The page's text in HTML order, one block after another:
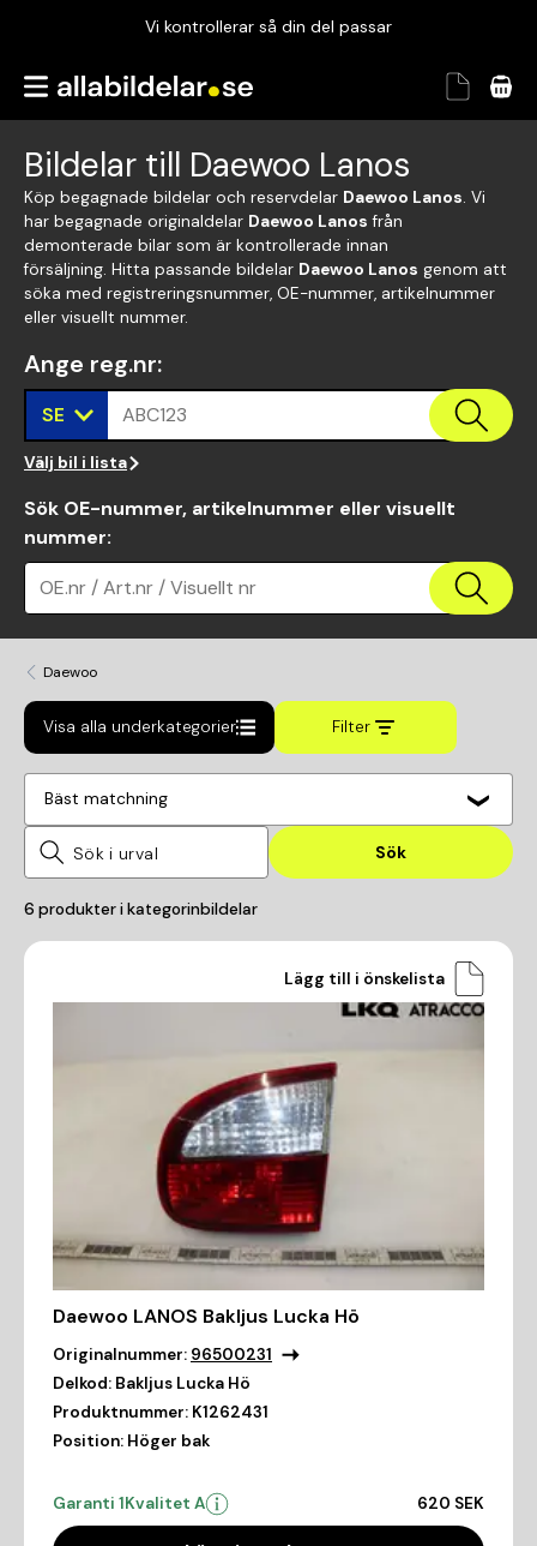
Vi kontrollerar så din del passar
Garanterad passform
Bildelar till Daewoo Lanos
Köp begagnade bildelar och reservdelar Daewoo Lanos. Vi
har begagnade originaldelar Daewoo Lanos från
demonterade bilar som är kontrollerade innan
försäljning. Hitta passande bildelar Daewoo Lanos genom att
söka med registreringsnummer, OE-nummer, artikelnummer
eller visuellt nummer.
Ange reg.nr:
SE ABC123
Välj bil i lista
Sök OE-nummer, artikelnummer eller visuellt
nummer:
OE.nr / Art.nr / Visuellt nr
Daewoo
Visa alla underkategorier Filter
Bäst matchning
Sök
6 produkter i kategorinbildelar
Lägg till i önskelista
Daewoo LANOS Bakljus Lucka Hö
Originalnummer: 96500231
Delkod: Bakljus Lucka Hö
Produktnummer: K1262431
Position: Höger bak
Garanti 1Kvalitet A 620 SEK